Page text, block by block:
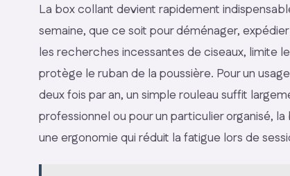
La box collant devient rapidement
semaine, que ce soit pour déménager,
les recherches incessantes de ciseaux, limite
protège le ruban de la poussière. Pour un
deux fois par an, un simple rouleau suffit
professionnel ou pour un particulier organisé,
une ergonomie qui réduit la fatigue lors de